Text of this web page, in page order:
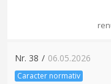
Nr. 38 / 06.05.2026
Caracter normativ